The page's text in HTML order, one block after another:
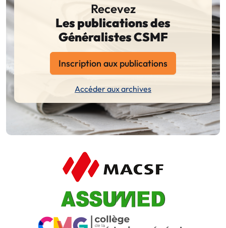
Recevez
Les publications des
Généralistes CSMF
Inscription aux publications
Accéder aux archives